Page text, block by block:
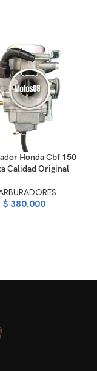
Honda Cbf 150
Calidad Original
$ 380.000